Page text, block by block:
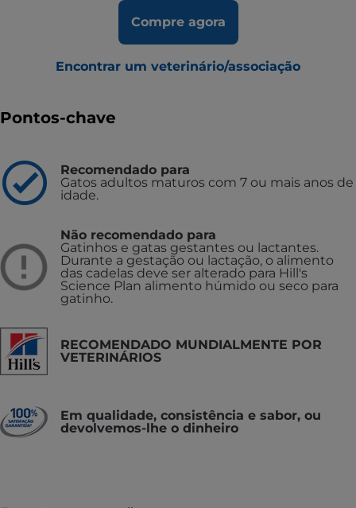
Compre agora
Encontrar um veterinário/associação
Pontos-chave
Recomendado para
Gatos adultos maturos com 7 ou mais anos de
idade.
Não recomendado para
Gatinhos e gatas gestantes ou lactantes.
Durante a gestação ou lactação, o alimento
das cadelas deve ser alterado para Hill's
Science Plan alimento húmido ou seco para
gatinho.
RECOMENDADO MUNDIALMENTE POR
VETERINÁRIOS
Em qualidade, consistência e sabor, ou
devolvemos-lhe o dinheiro